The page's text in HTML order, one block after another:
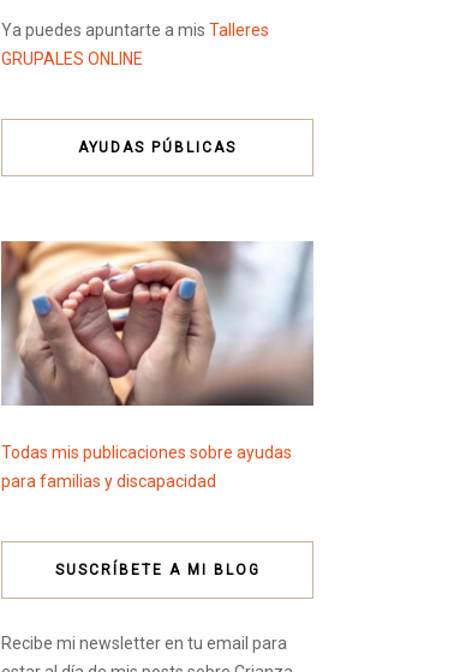
Ya puedes apuntarte a mis Talleres
GRUPALES ONLINE
AYUDAS PÚBLICAS
Todas mis publicaciones sobre ayudas
para familias y discapacidad
SUSCRÍBETE A MI BLOG
Recibe mi newsletter en tu email para